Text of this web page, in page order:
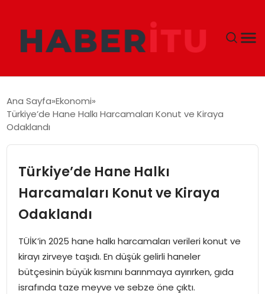
DÜNYA
TEKNOLOJI
EĞITIM
MAGAZIN
Ana Sayfa Ekonomi
Türkiye’de Hane Halkı Harcamaları Konut ve Kiraya
Odaklandı
Türkiye’de Hane Halkı
Harcamaları Konut ve Kiraya
Odaklandı
TÜİK’in 2025 hane halkı harcamaları verileri konut ve
kirayı zirveye taşıdı. En düşük gelirli haneler
bütçesinin büyük kısmını barınmaya ayırırken, gıda
israfında taze meyve ve sebze öne çıktı.